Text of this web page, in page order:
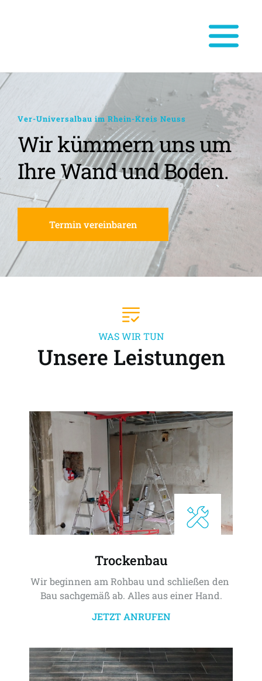
Ver-Universalbau im Rhein-Kreis Neuss
Wir kümmern uns um
Ihre Wand und Boden.
Termin vereinbaren
WAS WIR TUN
Unsere Leistungen
Trockenbau
Wir beginnen am Rohbau und schließen den
Bau sachgemäß ab. Alles aus einer Hand.
JETZT ANRUFEN